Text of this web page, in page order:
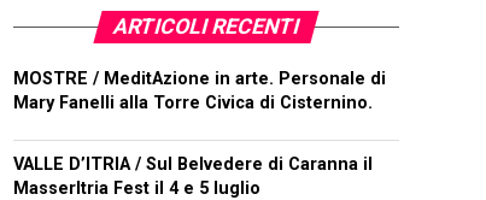
ARTICOLI RECENTI
MOSTRE / MeditAzione in arte. Personale di
Mary Fanelli alla Torre Civica di Cisternino.
VALLE D’ITRIA / Sul Belvedere di Caranna il
MasserItria Fest il 4 e 5 luglio